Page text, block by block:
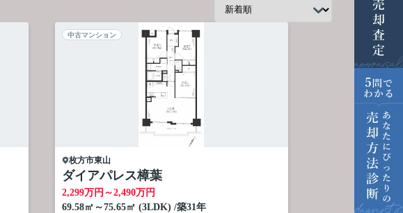
中古マンション
枚方市東山
ダイアパレス樟葉
2,299万円～2,490万円
69.58㎡～75.65㎡ (3LDK) /築31年